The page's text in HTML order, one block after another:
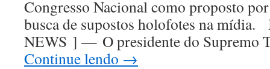
Congresso Nacional como proposto
busca de supostos holofotes na
NEWS ] — O presidente do Supremo
Continue lendo →